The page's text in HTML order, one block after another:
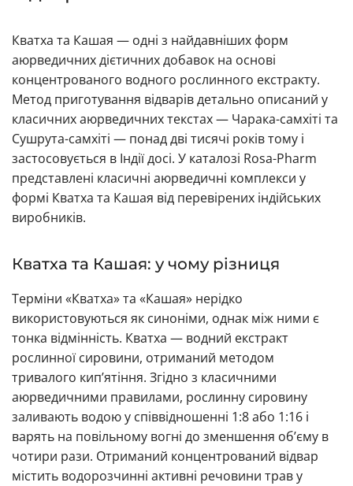
Кватха та Кашая — одні з найдавніших форм
аюрведичних дієтичних добавок на основі
концентрованого водного рослинного екстракту.
Метод приготування відварів детально описаний у
класичних аюрведичних текстах — Чарака-самхіті та
Сушрута-самхіті — понад дві тисячі років тому і
застосовується в Індії досі. У каталозі Rosa-Pharm
представлені класичні аюрведичні комплекси у
формі Кватха та Кашая від перевірених індійських
виробників.
Кватха та Кашая: у чому різниця
Терміни «Кватха» та «Кашая» нерідко
використовуються як синоніми, однак між ними є
тонка відмінність. Кватха — водний екстракт
рослинної сировини, отриманий методом
тривалого кип’ятіння. Згідно з класичними
аюрведичними правилами, рослинну сировину
заливають водою у співвідношенні 1:8 або 1:16 і
варять на повільному вогні до зменшення об’єму в
чотири рази. Отриманий концентрований відвар
містить водорозчинні активні речовини трав у